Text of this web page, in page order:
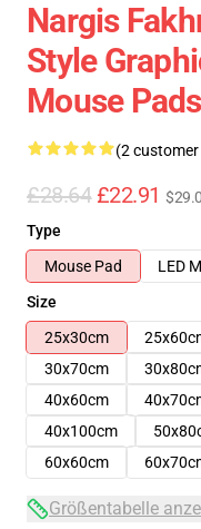
Nargis
Style
Mouse Pads
(2
£28.64 £22.91
Type
Mouse Pad
LED
Size
25x30cm
30x70cm
40x60cm
40x100cm
60x60cm
Größentabelle